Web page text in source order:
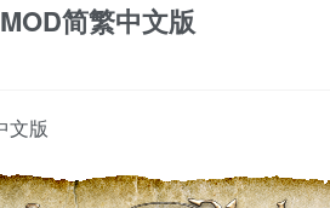
简繁中文版
文版